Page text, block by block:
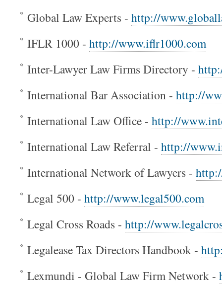
Global Law Experts - http://
IFLR 1000 - http://www.iflr1000.com
Inter-Lawyer Law Firms Directory -
International Bar Association - http://
International Law Office - http://
International Law Referral - http://
International Network of Lawyers -
Legal 500 - http://www.legal500.com
Legal Cross Roads - http://
Legalease Tax Directors Handbook -
Lexmundi - Global Law Firm Network -